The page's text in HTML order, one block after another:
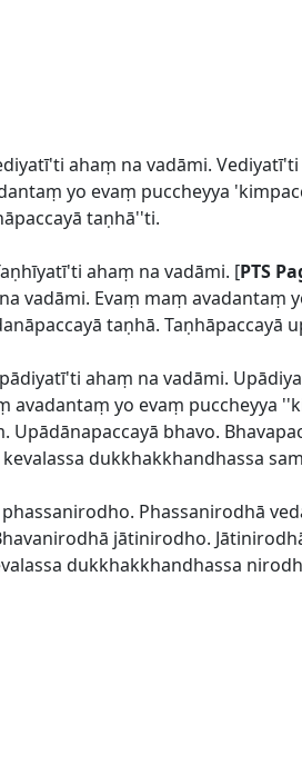
ahaṃ na vadāmi.
yo evaṃ puccheyya
taṇhā''ti.
ahaṃ na vadāmi. [PTS
Evaṃ maṃ avadantaṃ
taṇhā. Taṇhāpaccayā
ahaṃ na vadāmi.
yo evaṃ puccheyya
bhavo.
dukkhakkhandhassa
Phassanirodhā
jātinirodho.
dukkhakkhandhassa